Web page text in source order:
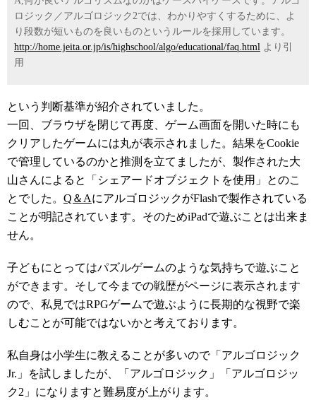
ロジック／アルゴロジック2では、わかりやすくするために、よ
り段数が短いものを良いものというルールを採用しています。
http://home.jeita.or.jp/is/highschool/algo/educational/faq.html より引
用
という判断基準が紹介されていました。
一回、ブラウザを閉じて再度、ゲーム画面を開いた時にも
クリアしたゲームには丸が表示されました。結果をCookie
で管理しているのかと推測を立てましたが、製作された大
山さんによると「シェアードオブジェクトを使用」とのこ
とでした。 Q＆AにアルゴロジックがFlashで製作されている
ことが明記されています。そのためiPadで遊ぶことは出来ま
せん。
子どもにとってはパズルゲームのような気持ちで遊ぶこと
ができます。そして今までの戦歴がページに表示されます
ので、私見ではRPGゲームで遊ぶように長期的な視野で楽
しむことが可能ではないかと考えております。
私自身は小学生に教えることが多いので「アルゴロジック
Jr.」を試しましたが、「アルゴロジック」「アルゴロジッ
ク2」になりますと難易度が上がります。